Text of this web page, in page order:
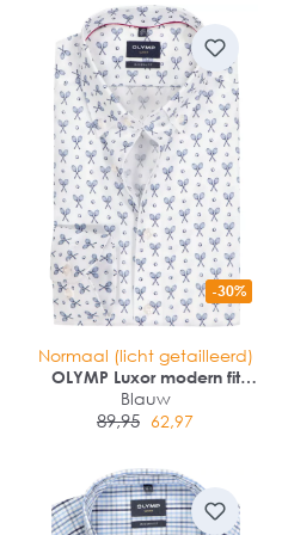
-30%
Normaal (licht getailleerd)
OLYMP Luxor modern fit
overhemd
Blauw
89,95 62,97